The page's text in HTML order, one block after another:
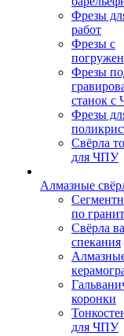
Фрезы
работ
Фрезы с
Фрезы
станок
Фрезы
Свёрла
для ЧПУ
Алмазные
по
Свёрла
спекания
коронки
для ЧПУ